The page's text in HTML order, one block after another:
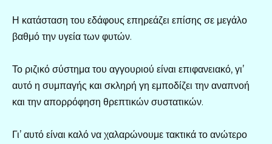
Η κατάσταση του εδάφους επηρεάζει επίσης σε μεγάλο
βαθμό την υγεία των φυτών.
Το ριζικό σύστημα του αγγουριού είναι επιφανειακό, γι’
αυτό η συμπαγής και σκληρή γη εμποδίζει την αναπνοή
και την απορρόφηση θρεπτικών συστατικών.
Γι’ αυτό είναι καλό να χαλαρώνουμε τακτικά το ανώτερο